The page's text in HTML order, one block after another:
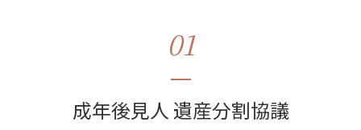
01
成年後見人 遺産分割協議